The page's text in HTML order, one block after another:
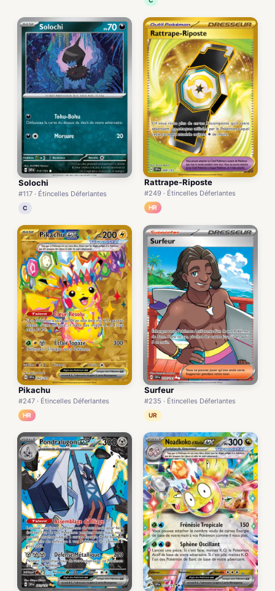
Solochi
#117 · Étincelles Déferlantes
C
Rattrape-Riposte
#249 · Étincelles Déferlantes
HR
Pikachu
#247 · Étincelles Déferlantes
HR
Surfeur
#235 · Étincelles Déferlantes
UR